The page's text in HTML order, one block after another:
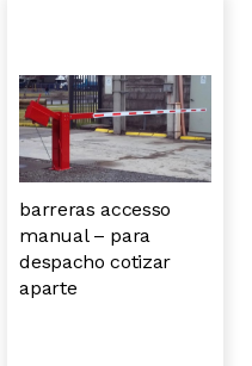
barreras accesso
manual – para
despacho cotizar
aparte